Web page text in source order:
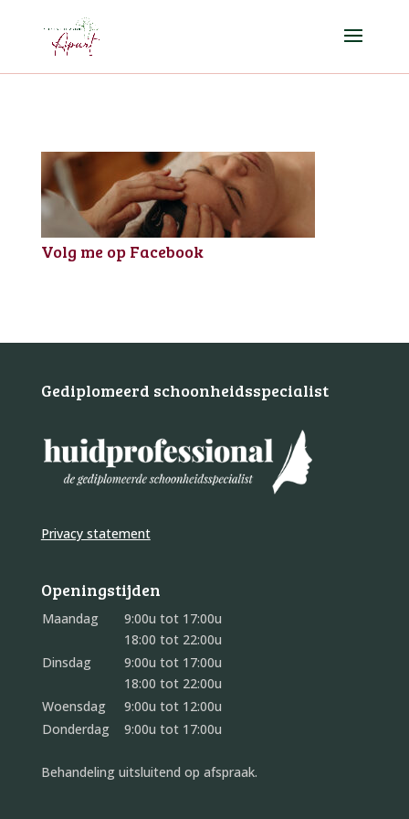
Volg me op Facebook
Gediplomeerd schoonheidsspecialist
Privacy statement
Openingstijden
Maandag
9:00u tot 17:00u
18:00 tot 22:00u
Dinsdag
9:00u tot 17:00u
18:00 tot 22:00u
Woensdag
9:00u tot 12:00u
Donderdag
9:00u tot 17:00u
Behandeling uitsluitend op afspraak.